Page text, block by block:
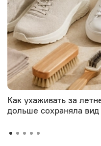
Как ухаживать за
дольше сохраняла вид